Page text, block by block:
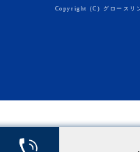
・2019年1月(3記事)
・2018年12月(6記事)
・2018年11月(7記事)
Copyright (C) グロースリ